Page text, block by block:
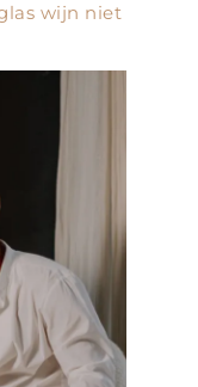
wijn niet